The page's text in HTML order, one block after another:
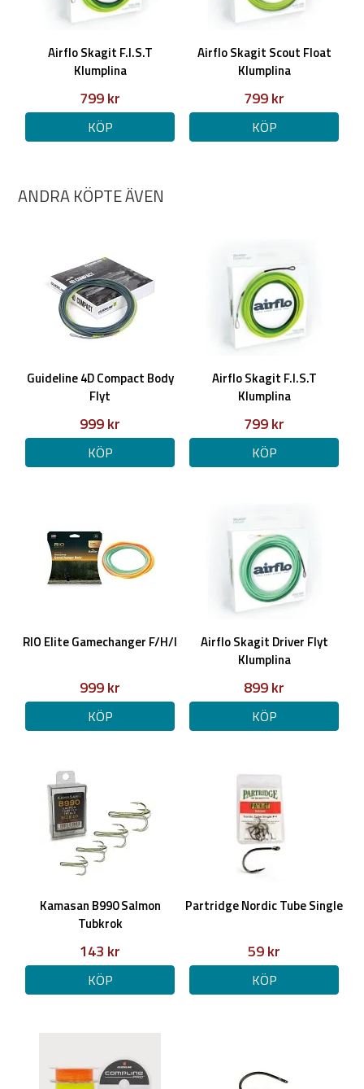
Airflo Skagit F.I.S.T
Klumplina
799 kr
KÖP
Airflo Skagit Scout Float
Klumplina
799 kr
KÖP
ANDRA KÖPTE ÄVEN
Guideline 4D Compact Body
Flyt
999 kr
KÖP
Airflo Skagit F.I.S.T
Klumplina
799 kr
KÖP
RIO Elite Gamechanger F/H/I
999 kr
KÖP
Airflo Skagit Driver Flyt
Klumplina
899 kr
KÖP
Kamasan B990 Salmon
Tubkrok
143 kr
KÖP
Partridge Nordic Tube Single
59 kr
KÖP